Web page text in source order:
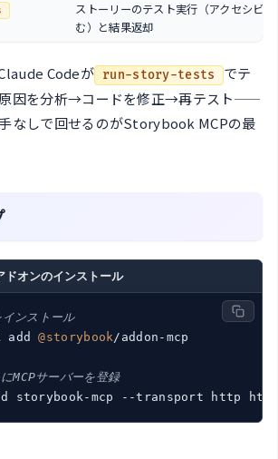
ストーリーのテスト実行（アクセシビリ
む）と結果返却
Codeが run-story-tests
でテ
因を分析→コードを修正→再テスト——
なしで回せるのがStorybook MCPの最
オンのインストール
ンストール
add @storybook/addon-mcp
サーバーを登録
storybook-mcp --transport http